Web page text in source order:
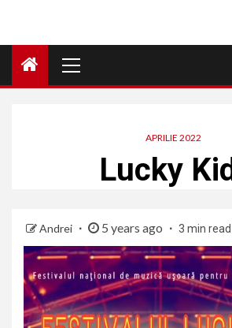
Menu
APRILIE 2022
Lucky
Andrei 5 years ago 3 min read